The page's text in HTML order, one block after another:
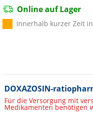
Online auf Lager
Innerhalb kurzer Zeit in
DOXAZOSIN-
Für die Versorgung mit
Medikamenten benötigen